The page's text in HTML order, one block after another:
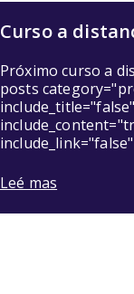
Curso a
Próximo curso a
posts
include_title="false"
Leé mas